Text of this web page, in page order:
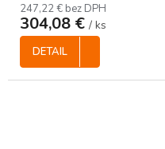
247,22 € bez DPH
304,08 € / ks
DETAIL